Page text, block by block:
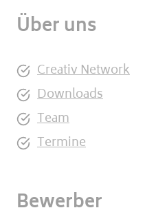
Über uns
Creativ Network
Downloads
Team
Termine
Bewerber